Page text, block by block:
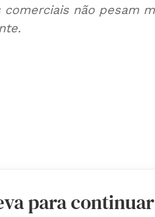
comerciais não pesam
para